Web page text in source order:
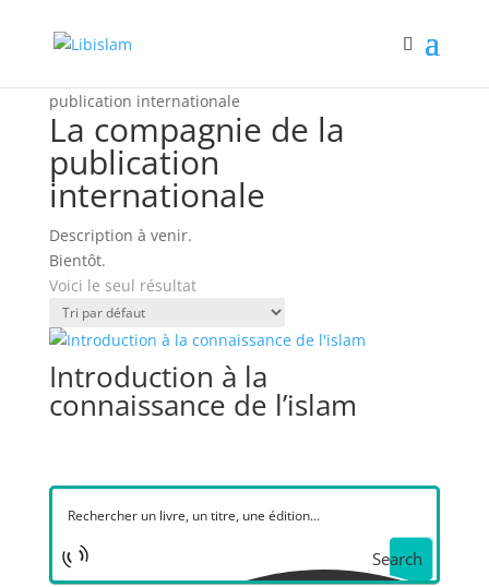
publication internationale
La compagnie de la
publication
internationale
Description à venir.
Bientôt.
Voici le seul résultat
Introduction à la
connaissance de l’islam
Search